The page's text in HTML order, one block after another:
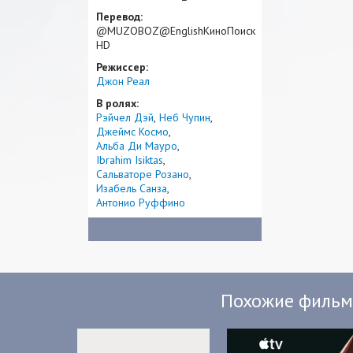
Перевод:
@MUZOBOZ@EnglishКиноПоиск
HD
Режиссер:
Джон Реал
В ролях:
Рэйчел Дэй Неб Чупин
Джеймс Космо
Альба Ди Мауро
Ibrahim Isiktas
Сальваторе Розано
Изабель Санза
Антонио Руффино
Похожие